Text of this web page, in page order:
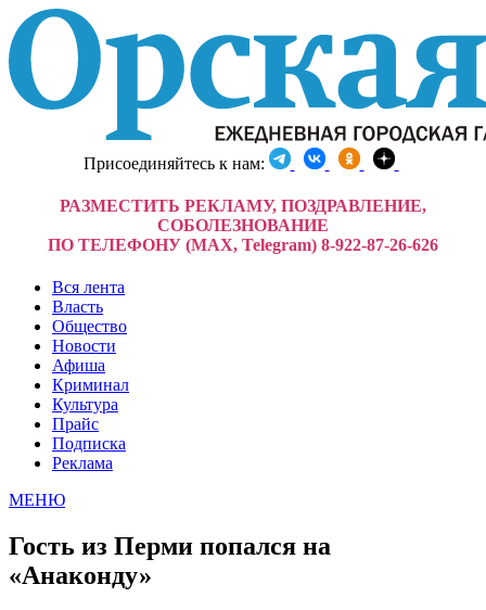
Присоединяйтесь к нам:
РАЗМЕСТИТЬ РЕКЛАМУ, ПОЗДРАВЛЕНИЕ,
СОБОЛЕЗНОВАНИЕ
ПО ТЕЛЕФОНУ (MAX, Telegram) 8-922-87-26-626
Вся лента
Власть
Общество
Новости
Афиша
Криминал
Культура
Прайс
Подписка
Реклама
МЕНЮ
Гость из Перми попался на
«Анаконду»